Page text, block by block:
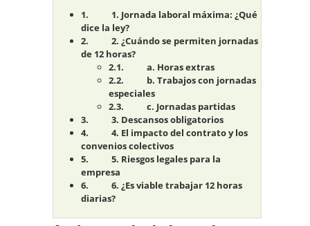
1. Jornada laboral máxima: ¿Qué
dice la ley?
2. ¿Cuándo se permiten jornadas
de 12 horas?
a. Horas extras
b. Trabajos con jornadas
especiales
c. Jornadas partidas
3. Descansos obligatorios
4. El impacto del contrato y los
convenios colectivos
5. Riesgos legales para la
empresa
6. ¿Es viable trabajar 12 horas
diarias?